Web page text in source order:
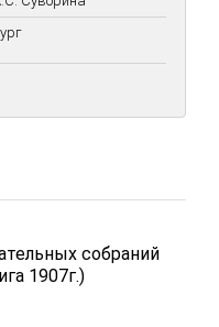
собраний
1907г.)